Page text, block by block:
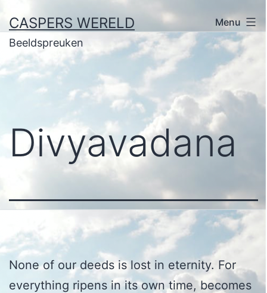
naar
de
inhoud
CASPERS WERELD
Beeldspreuken
Menu
Divyavadana
None of our deeds is lost in eternity. For
everything ripens in its own time, becomes